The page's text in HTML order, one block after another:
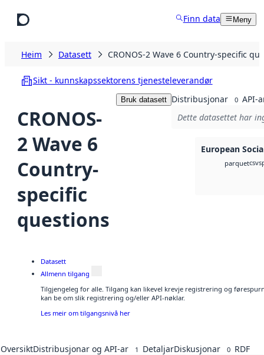
Finn data Meny
Heim Datasett CRONOS-2 Wave 6 Country-specific
Sikt - kunnskapssektorens tjenesteleverandør
CRONOS-
2 Wave 6
Country-
specific
questions
Bruk datasett Distribusjonar 0 API-
Dette datasettet har
European
parquetcsv
Datasett
Allmenn tilgang
Tilgjengeleg for alle. Tilgang kan likevel krevje registrering og
kan be om slik registrering og/eller API-nøklar.
Les meir om tilgangsnivå her
OversiktDistribusjonar og API-ar 1 DetaljarDiskusjonar 0 RDF